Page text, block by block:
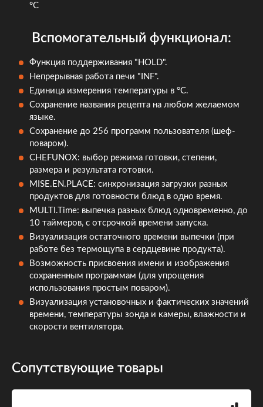
°C
Вспомогательный функционал:
Функция поддерживания "HOLD".
Непрерывная работа печи "INF".
Единица измерения температуры в °C.
Сохранение названия рецепта на любом желаемом
языке.
Сохранение до 256 программ пользователя (шеф-
поваром).
CHEFUNOX: выбор режима готовки, степени,
размера и результата готовки.
MISE.EN.PLACE: синхронизация загрузки разных
продуктов для готовности блюд в одно время.
MULTI.Time: выпечка разных блюд одновременно, до
10 таймеров, с отсрочкой времени запуска.
Визуализация остаточного времени выпечки (при
работе без термощупа в сердцевине продукта).
Возможность присвоения имени и изображения
сохраненным программам (для упрощения
использования простым поваром).
Визуализация установочных и фактических значений
времени, температуры зонда и камеры, влажности и
скорости вентилятора.
Сопутствующие товары